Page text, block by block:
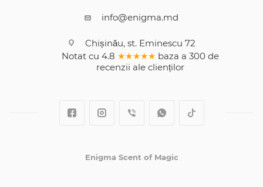
info@enigma.md
Chișinău, st. Eminescu 72
Notat cu 4.8 ★★★★★ baza a 300 de
recenzii ale clienților
Enigma Scent of Magic